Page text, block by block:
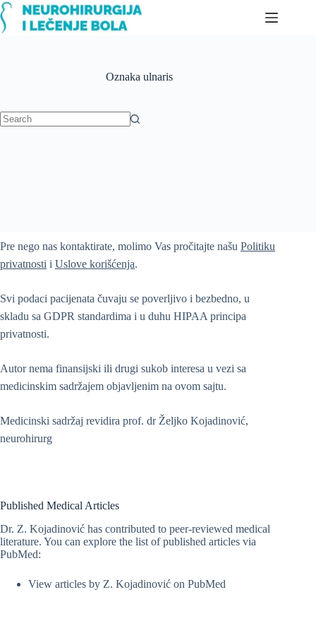
Skip
to
content
Oznaka ulnaris
Pre nego nas kontaktirate, molimo Vas pročitajte našu Politiku
privatnosti i Uslove korišćenja.
Svi podaci pacijenata čuvaju se poverljivo i bezbedno, u
skladu sa GDPR standardima i u duhu HIPAA principa
privatnosti.
Autor nema finansijski ili drugi sukob interesa u vezi sa
medicinskim sadržajem objavljenim na ovom sajtu.
Medicinski sadržaj revidira prof. dr Željko Kojadinović,
neurohirurg
Published Medical Articles
Dr. Z. Kojadinović has contributed to peer-reviewed medical
literature. You can explore the list of published articles via
PubMed:
View articles by Z. Kojadinović on PubMed